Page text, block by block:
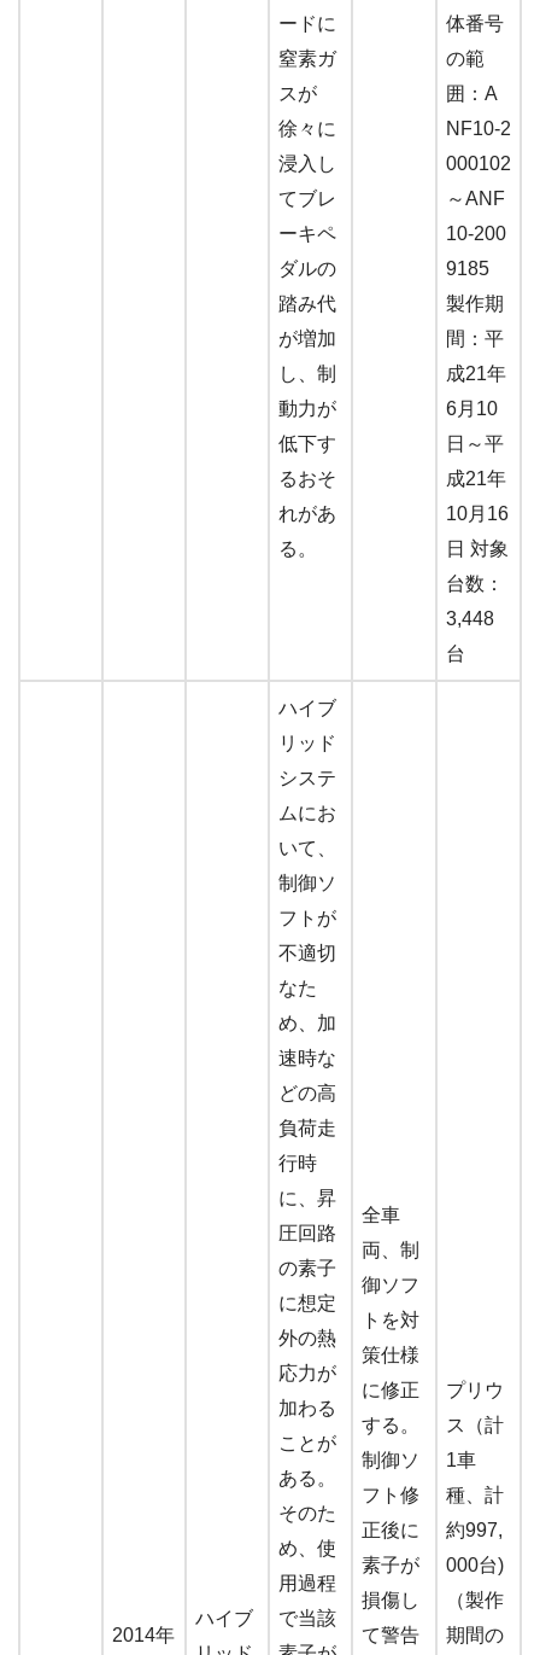
ードに
窒素ガ
スが
徐々に
浸入し
てブレ
ーキペ
ダルの
踏み代
が増加
し、制
動力が
低下す
るおそ
れがあ
る。
体番号
の範
囲：A
NF10-2
000102
～ANF
10-200
9185
製作期
間：平
成21年
6月10
日～平
成21年
10月16
日 対象
台数：
3,448
台
2014年
ハイブ
ハイブ
リッド
システ
ムにお
いて、
制御ソ
フトが
不適切
なた
め、加
速時な
どの高
負荷走
行時
に、昇
圧回路
の素子
に想定
外の熱
応力が
加わる
ことが
ある。
そのた
め、使
用過程
で当該
全車
両、制
御ソフ
トを対
策仕様
に修正
する。
制御ソ
フト修
正後に
素子が
損傷し
て警告
プリウ
ス（計
1車
種、計
約997,
000台)
（製作
期間の